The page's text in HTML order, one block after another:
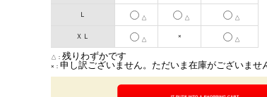
Ｌ △ △ △
ＸＬ △
×
△
△： 残りわずかです
×： 申し訳ございません。ただいま在庫がございませ